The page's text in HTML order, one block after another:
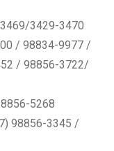
3429-3470
/ 98834-9977 /
/ 98856-3722/
5268
98856-3345 /